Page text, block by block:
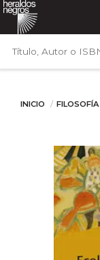
INICIO FILOSOFÍA